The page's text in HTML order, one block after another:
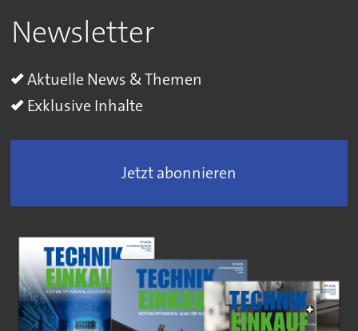
Newsletter
Aktuelle News & Themen
Exklusive Inhalte
Jetzt abonnieren